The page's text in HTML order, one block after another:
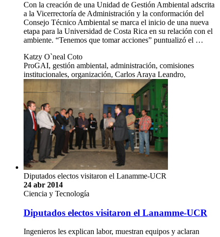
Con la creación de una Unidad de Gestión Ambiental adscrita
a la Vicerrectoría de Administración y la conformación del
Consejo Técnico Ambiental se marca el inicio de una nueva
etapa para la Universidad de Costa Rica en su relación con el
ambiente. “Tenemos que tomar acciones” puntualizó el …
Katzy O`neal Coto
ProGAI, gestión ambiental, administración, comisiones
institucionales, organización, Carlos Araya Leandro,
Diputados electos visitaron el Lanamme-UCR
24 abr 2014
Ciencia y Tecnología
Diputados electos visitaron el Lanamme-UCR
Ingenieros les explican labor, muestran equipos y aclaran